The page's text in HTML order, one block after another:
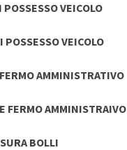
POSSESSO VEICOLO
POSSESSO VEICOLO
AMMINISTRATIVO
FERMO AMMINISTRAIVO
BOLLI